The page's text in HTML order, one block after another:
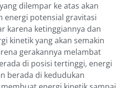
dilempar ke atas akan
energi potensial gravitasi
karena ketinggiannya dan
kinetik yang akan semakin
gerakannya melambat
di posisi tertinggi, energi
berada di kedudukan